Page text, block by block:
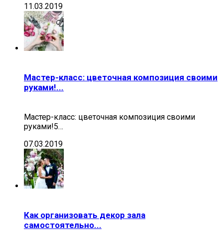
11.03.2019
Мастер-класс: цветочная композиция своими
руками!...
Мастер-класс: цветочная композиция своими
руками!5…
07.03.2019
Как организовать декор зала
самостоятельно...